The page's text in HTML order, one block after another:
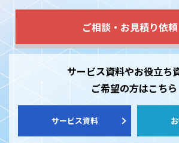
ご相談・お見積り依頼
サービス資料やお役立ち
ご希望の方はこちら
サービス資料